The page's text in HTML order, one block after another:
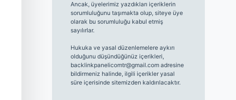
Ancak, üyelerimiz yazdıkları içeriklerin
sorumluluğunu taşımakta olup, siteye üye
olarak bu sorumluluğu kabul etmiş
sayılırlar.
Hukuka ve yasal düzenlemelere aykırı
olduğunu düşündüğünüz içerikleri,
backlinkpanelicomtr@gmail.comadresine
bildirmeniz halinde, ilgili içerikler yasal
süre içerisinde sitemizden kaldırılacaktır.